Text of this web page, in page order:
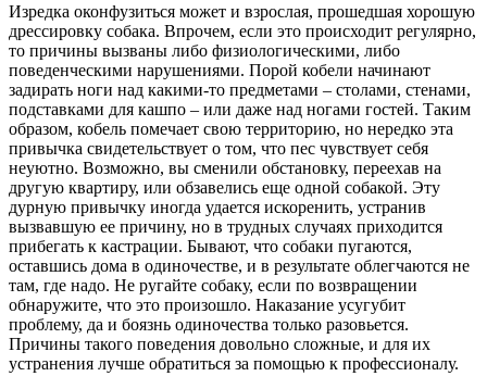
Изредка оконфузиться может и взрослая, прошедшая хорошую
дрессировку собака. Впрочем, если это происходит регулярно,
то причины вызваны либо физиологическими, либо
поведенческими нарушениями. Порой кобели начинают
задирать ноги над какими-то предметами – столами, стенами,
подставками для кашпо – или даже над ногами гостей. Таким
образом, кобель помечает свою территорию, но нередко эта
привычка свидетельствует о том, что пес чувствует себя
неуютно. Возможно, вы сменили обстановку, переехав на
другую квартиру, или обзавелись еще одной собакой. Эту
дурную привычку иногда удается искоренить, устранив
вызвавшую ее причину, но в трудных случаях приходится
прибегать к кастрации. Бывают, что собаки пугаются,
оставшись дома в одиночестве, и в результате облегчаются не
там, где надо. Не ругайте собаку, если по возвращении
обнаружите, что это произошло. Наказание усугубит
проблему, да и боязнь одиночества только разовьется.
Причины такого поведения довольно сложные, и для их
устранения лучше обратиться за помощью к профессионалу.